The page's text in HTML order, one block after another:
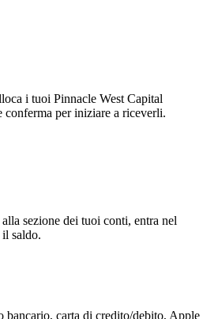
i tuoi Pinnacle West Capital
per iniziare a riceverli.
sezione dei tuoi conti, entra nel
saldo.
carta di credito/debito, Apple